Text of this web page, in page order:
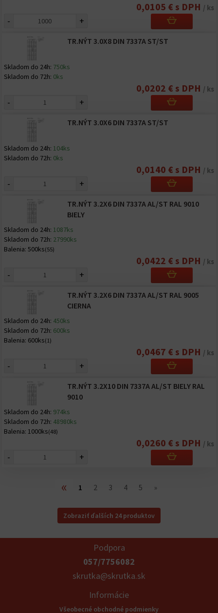
0,0105 € s DPH / ks
- +
TR.NÝT 3.0X8 DIN 7337A ST/ST
Skladom do 24h: 750ks
Skladom do 72h: 0ks
0,0202 € s DPH / ks
- +
TR.NÝT 3.0X6 DIN 7337A ST/ST
Skladom do 24h: 104ks
Skladom do 72h: 0ks
0,0140 € s DPH / ks
- +
TR.NÝT 3.2X6 DIN 7337A AL/ST RAL 9010
BIELY
Skladom do 24h: 1087ks
Skladom do 72h: 27990ks
Balenia: 500ks(55)
0,0422 € s DPH / ks
- +
TR.NÝT 3.2X6 DIN 7337A AL/ST RAL 9005
CIERNA
Skladom do 24h: 450ks
Skladom do 72h: 600ks
Balenia: 600ks(1)
0,0467 € s DPH / ks
- +
TR.NÝT 3.2X10 DIN 7337A AL/ST BIELY RAL
9010
Skladom do 24h: 974ks
Skladom do 72h: 48980ks
Balenia: 1000ks(48)
0,0260 € s DPH / ks
- +
« 1 2 3 4 5 »
Zobraziť ďalších 24 produktov
Podpora
057/7756082
skrutka@skrutka.sk
Informácie
Všeobecné obchodné podmienky